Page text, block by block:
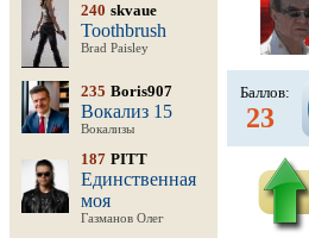
240 skvaue
Toothbrush
Brad Paisley
235 Boris907
Вокализ 15
Вокализы
187 PITT
Единственная
моя
Газманов Олег
Баллов:
23